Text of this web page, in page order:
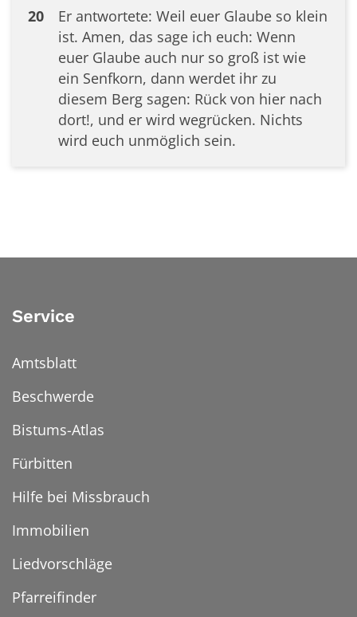
20
Er antwortete: Weil euer Glaube so klein
ist. Amen, das sage ich euch: Wenn
euer Glaube auch nur so groß ist wie
ein Senfkorn, dann werdet ihr zu
diesem Berg sagen: Rück von hier nach
dort!, und er wird wegrücken. Nichts
wird euch unmöglich sein.
Service
Amtsblatt
Beschwerde
Bistums-Atlas
Fürbitten
Hilfe bei Missbrauch
Immobilien
Liedvorschläge
Pfarreifinder